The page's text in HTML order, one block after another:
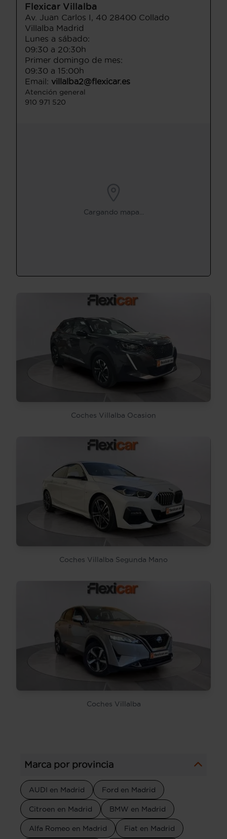
Flexicar Villalba
Av. Juan Carlos I, 40 28400 Collado
Villalba Madrid
Lunes a sábado:
09:30 a 20:30h
Primer domingo de mes:
09:30 a 15:00h
Email: villalba2@flexicar.es
Atención general
910 971 520
Cargando mapa...
Coches Villalba Ocasion
Coches Villalba Segunda Mano
Coches Villalba
Marca por provincia
AUDI en Madrid Ford en Madrid
Citroen en Madrid BMW en Madrid
Alfa Romeo en Madrid Fiat en Madrid